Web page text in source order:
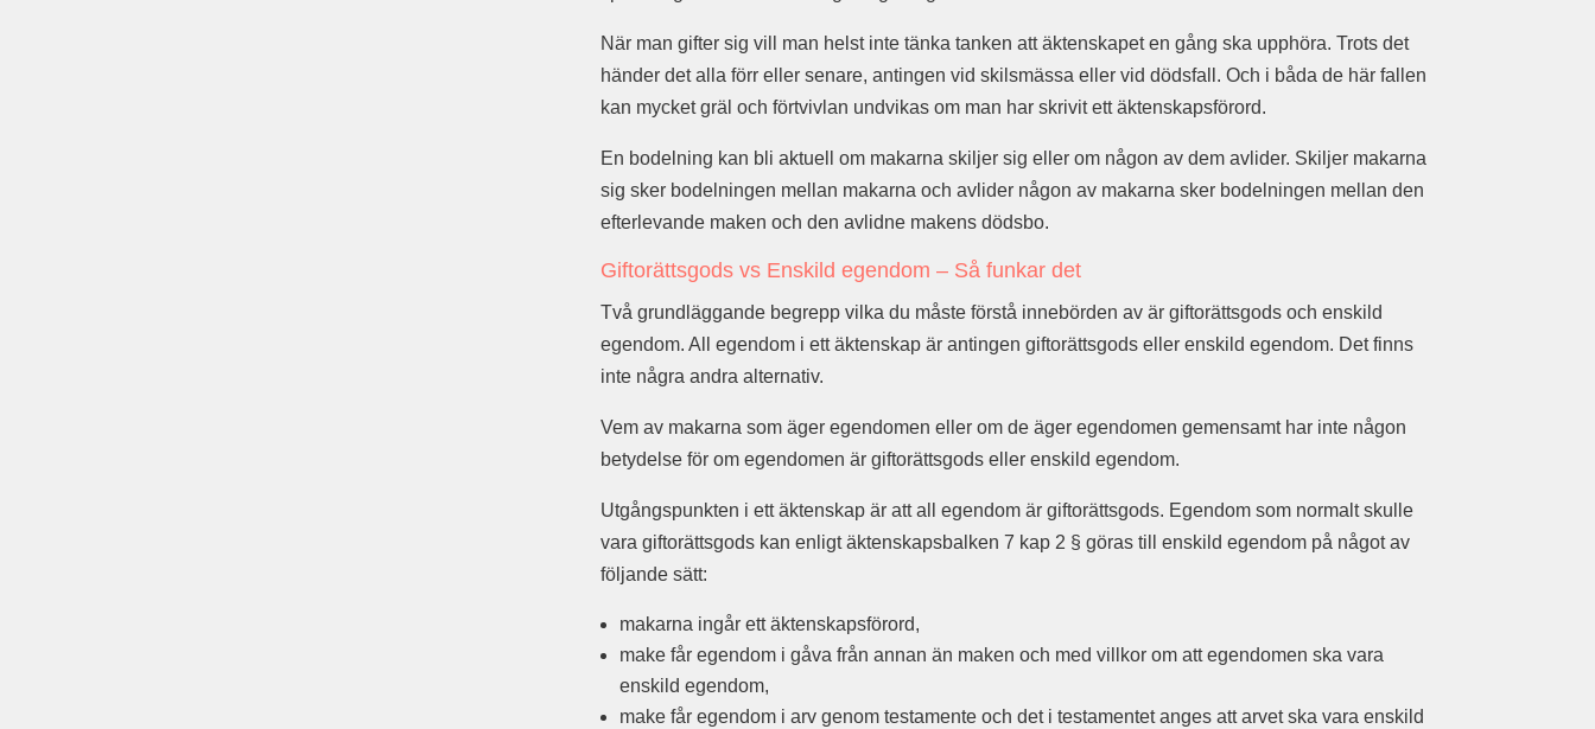
När man gifter sig vill man helst inte tänka tanken att äktenskapet en gång ska upphöra. Trots det
händer det alla förr eller senare, antingen vid skilsmässa eller vid dödsfall. Och i båda de här fallen
kan mycket gräl och förtvivlan undvikas om man har skrivit ett äktenskapsförord.
En bodelning kan bli aktuell om makarna skiljer sig eller om någon av dem avlider. Skiljer makarna
sig sker bodelningen mellan makarna och avlider någon av makarna sker bodelningen mellan den
efterlevande maken och den avlidne makens dödsbo.
Giftorättsgods vs Enskild egendom – Så funkar det
Två grundläggande begrepp vilka du måste förstå innebörden av är giftorättsgods och enskild
egendom. All egendom i ett äktenskap är antingen giftorättsgods eller enskild egendom. Det finns
inte några andra alternativ.
Vem av makarna som äger egendomen eller om de äger egendomen gemensamt har inte någon
betydelse för om egendomen är giftorättsgods eller enskild egendom.
Utgångspunkten i ett äktenskap är att all egendom är giftorättsgods. Egendom som normalt skulle
vara giftorättsgods kan enligt äktenskapsbalken 7 kap 2 § göras till enskild egendom på något av
följande sätt:
makarna ingår ett äktenskapsförord,
make får egendom i gåva från annan än maken och med villkor om att egendomen ska vara
enskild egendom,
make får egendom i arv genom testamente och det i testamentet anges att arvet ska vara enskild